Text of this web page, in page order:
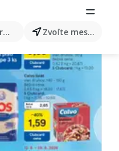
produkty... Zvoľte mesto